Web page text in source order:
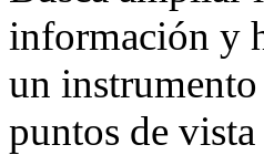
información y
un instrumento
puntos de